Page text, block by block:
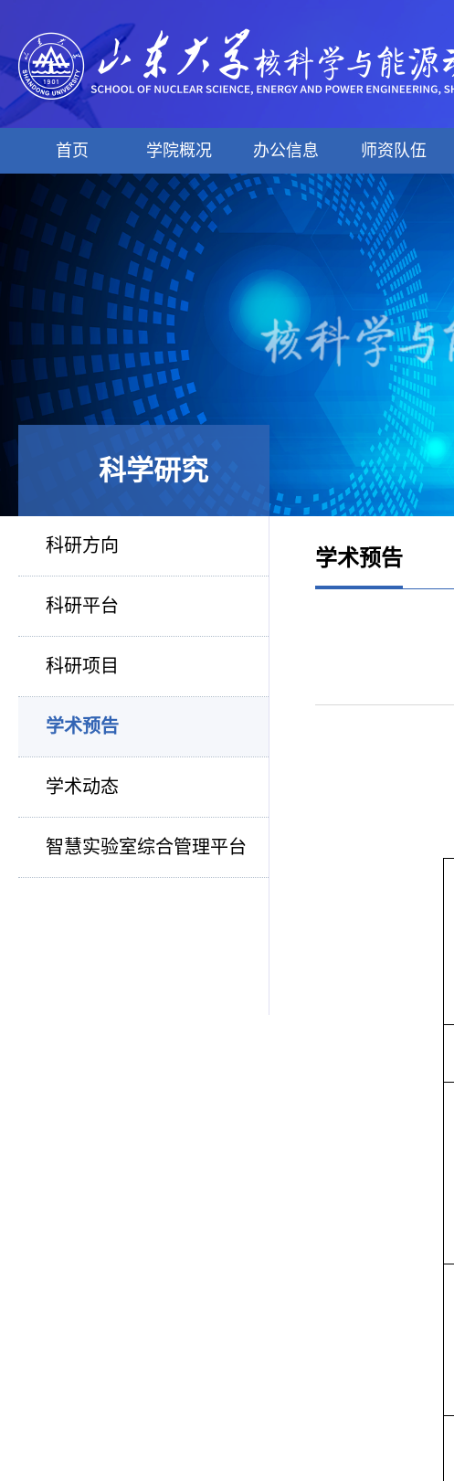
首页 学院概况 办公信息 师资队伍
科学研究
科研方向
科研平台
科研项目
学术预告
学术动态
智慧实验室综合管理平台
学术预告